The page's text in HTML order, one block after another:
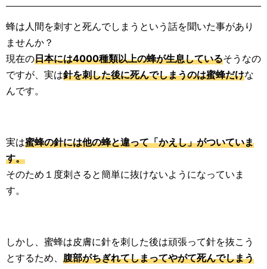
蜂は人間を刺すと死んでしまうという話を聞いた事があり
ませんか？
現在の日本には4000種類以上の蜂が生息しているそうなの
ですが、実は針を刺した後に死んでしまうのは蜜蜂だけな
んです。
実は蜜蜂の針には他の蜂と違って「かえし」がついていま
す。
そのため１度刺さると簡単に抜けないようになっていま
す。
しかし、蜜蜂は皮膚に針を刺した後は頑張って針を抜こう
とするため、 腹部がちぎれてしまってやがて死んでしまう